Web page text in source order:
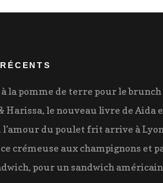
la pomme de terre pour le brunch
Harissa, le nouveau livre de Aida
l’amour du poulet frit arrive à Lyon
crémeuse aux champignons et
pour un sandwich américain